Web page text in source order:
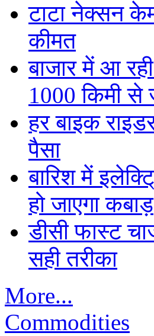
टाटा नेक्सन
कीमत
बाजार में आ
1000 किमी से
हर बाइक
पैसा
बारिश में
हो जाएगा कबाड़
डीसी फास्ट
सही तरीका
More...
Commodities